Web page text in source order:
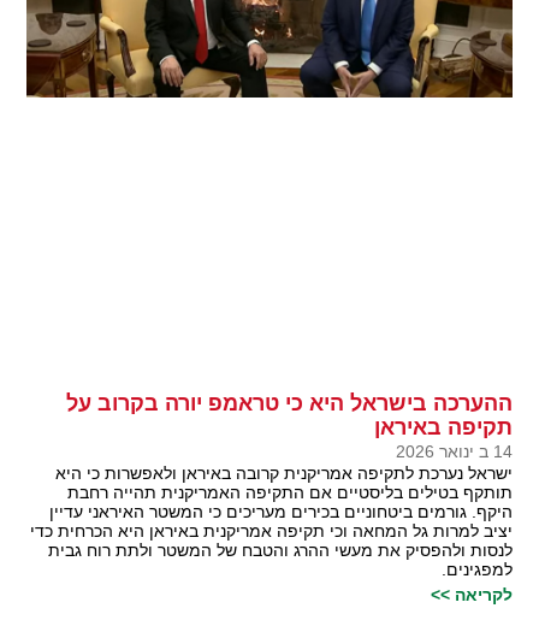
ההערכה בישראל היא כי טראמפ יורה בקרוב על
תקיפה באיראן
14 ב ינואר 2026
ישראל נערכת לתקיפה אמריקנית קרובה באיראן ולאפשרות כי היא
תותקף בטילים בליסטיים אם התקיפה האמריקנית תהייה רחבת
היקף. גורמים ביטחוניים בכירים מעריכים כי המשטר האיראני עדיין
יציב למרות גל המחאה וכי תקיפה אמריקנית באיראן היא הכרחית כדי
לנסות ולהפסיק את מעשי ההרג והטבח של המשטר ולתת רוח גבית
למפגינים.
לקריאה >>